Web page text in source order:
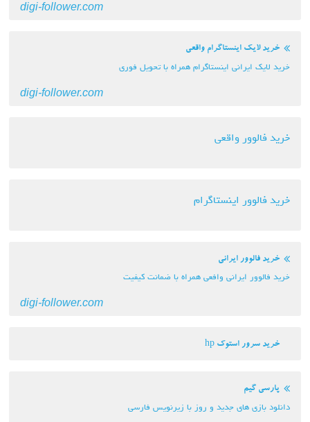
digi-follower.com
خرید لایک اینستاگرام واقعی
خرید لایک ایرانی اینستاگرام همراه با تحویل فوری
digi-follower.com
خرید فالوور واقعی
خرید فالوور اینستاگرام
خرید فالوور ایرانی
خرید فالوور ایرانی وافعی همراه با ضمانت کیفیت
digi-follower.com
خرید سرور استوک hp
پارسی گیم
دانلود بازی های جدید و روز با زیرنویس فارسی